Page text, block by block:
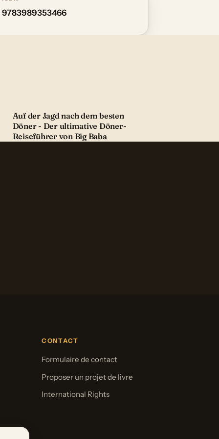
9783989353466
Auf der Jagd nach dem besten
Döner - Der ultimative Döner-
Reiseführer von Big Baba
CONTACT
Formulaire de contact
Proposer un projet de livre
International Rights